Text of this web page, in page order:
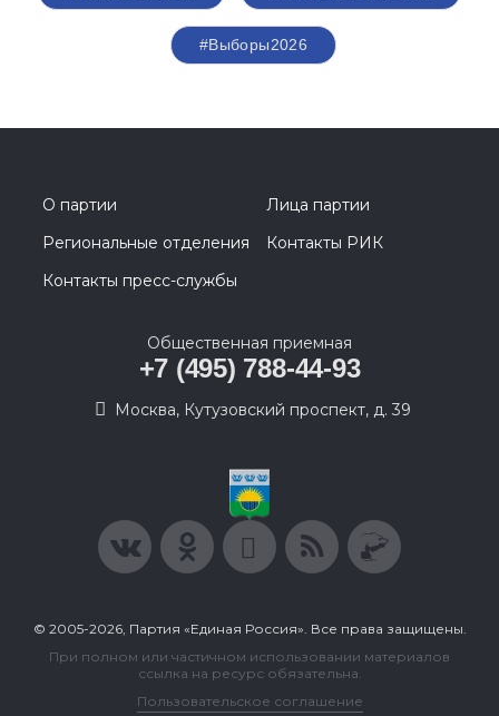
#Выборы2026
О партии
Лица партии
Региональные отделения
Контакты РИК
Контакты пресс-службы
Общественная приемная
+7 (495) 788-44-93
Москва, Кутузовский проспект, д. 39
© 2005-2026, Партия «Единая Россия». Все права защищены.
При полном или частичном использовании материалов
ссылка на ресурс обязательна.
Пользовательское соглашение